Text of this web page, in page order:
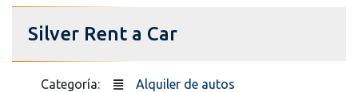
Silver Rent a Car
Categoría: Alquiler de autos